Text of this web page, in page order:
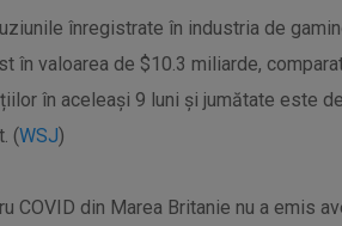
înregistrate în industria de
în valoarea de $10.3 miliarde,
în aceleași 9 luni și jumătate este
(WSJ)
COVID din Marea Britanie nu a emis